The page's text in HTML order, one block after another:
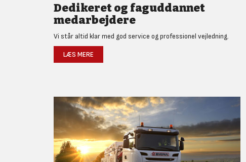
Dedikeret og faguddannet
medarbejdere
Vi står altid klar med god service og professionel vejledning.
LÆS MERE